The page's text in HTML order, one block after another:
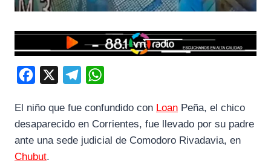
c
e
b
l
e
g
a
t
s
El niño que fue confundido con Loan Peña, el chico
desaparecido en Corrientes, fue llevado por su padre
ante una sede judicial de Comodoro Rivadavia, en
Chubut.